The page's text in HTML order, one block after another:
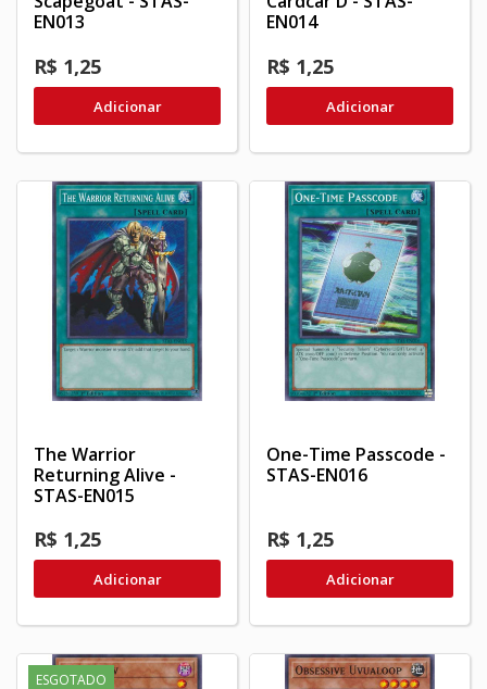
EN013
R$ 1,25
Adicionar
EN014
R$ 1,25
Adicionar
The Warrior
Returning Alive -
STAS-EN015
R$ 1,25
Adicionar
One-Time Passcode -
STAS-EN016
R$ 1,25
Adicionar
ESGOTADO